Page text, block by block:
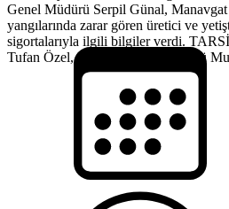
Genel Müdürü Serpil Günal, Manavgat
yangılarında zarar gören üretici ve
sigortalarıyla ilgili bilgiler verdi.
Tufan Özel, Bölgeler Grup Müdürü